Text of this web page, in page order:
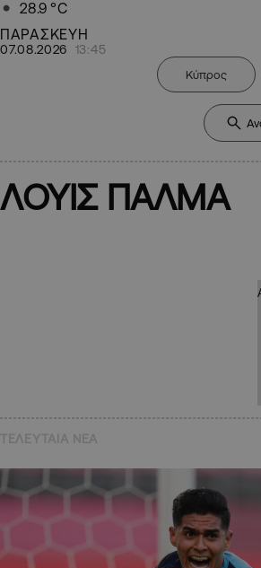
28.9 °C
ΠΑΡΑΣΚΕΥΗ
07.08.2026 13:45
Κύπρος
ΛΟΥΙΣ ΠΑΛΜΑ